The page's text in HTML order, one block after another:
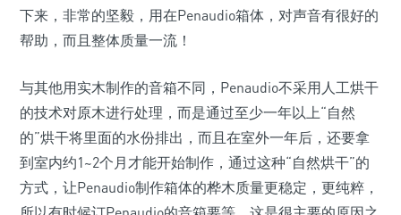
下来，非常的坚毅，用在Penaudio箱体，对声音有很好的
帮助，而且整体质量一流！
与其他用实木制作的音箱不同，Penaudio不采用人工烘干
的技术对原木进行处理，而是通过至少一年以上“自然
的”烘干将里面的水份排出，而且在室外一年后，还要拿
到室内约1~2个月才能开始制作，通过这种“自然烘干”的
方式，让Penaudio制作箱体的桦木质量更稳定，更纯粹，